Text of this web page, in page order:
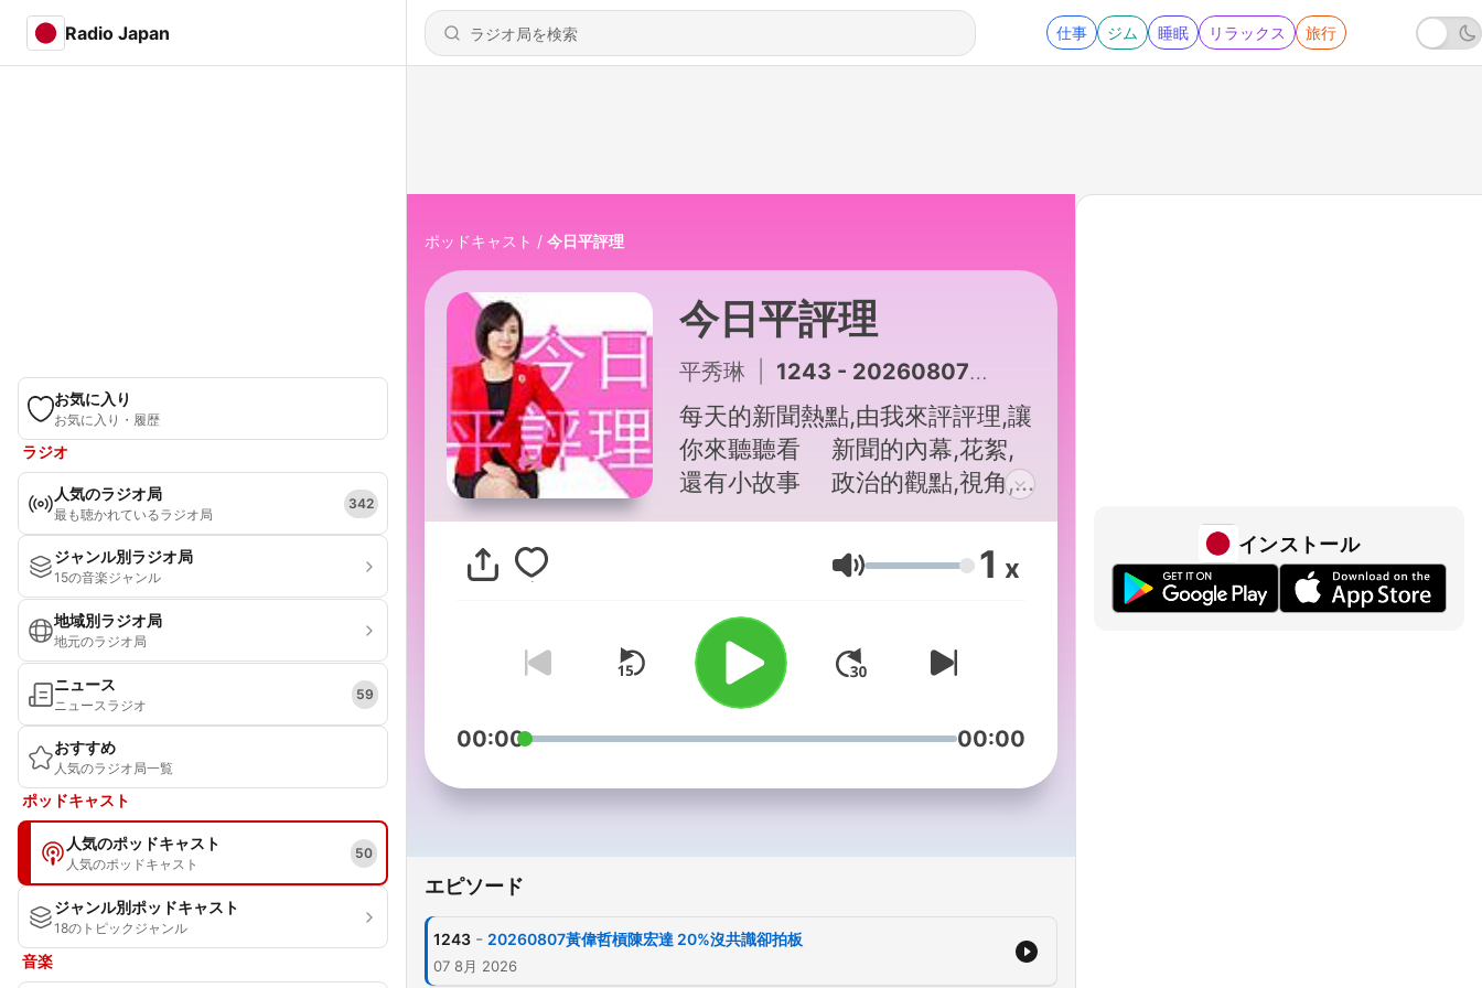
Radio Japan 仕事 ジム 睡眠 リラックス 旅行
お気に入り
お気に入り・履歴
ラジオ
人気のラジオ局
最も聴かれているラジオ局
342
ジャンル別ラジオ局
15の音楽ジャンル
地域別ラジオ局
地元のラジオ局
ニュース
ニュースラジオ
59
おすすめ
人気のラジオ局一覧
ポッドキャスト
人気のポッドキャスト
人気のポッドキャスト
50
ジャンル別ポッドキャスト
18のトピックジャンル
音楽
ポッドキャスト 今日平評理
今日平評理
平秀琳 1243 - 20260807黃偉哲槓陳宏達 20%沒共識卻拍板
每天的新聞熱點,由我來評評理,讓
你來聽聽看 新聞的內幕,花絮,
還有小故事 政治的觀點,視角,
還有新解讀 在這茫茫資訊大海
氾濫的時代這裡的思想激盪,不是
要你同意什麼或是反對什麼是我
們一起來找出問題,找出方法,找出
讓台灣這塊土地更好的風景
關於我們：
好好聽FM APP：
52新聞 YouTube：
信用卡、ATM)
音量 1 x
00:00 00:00
エピソード
1243 - 20260807黃偉哲槓陳宏達 20%沒共識卻拍板
07 8月 2026
インストール